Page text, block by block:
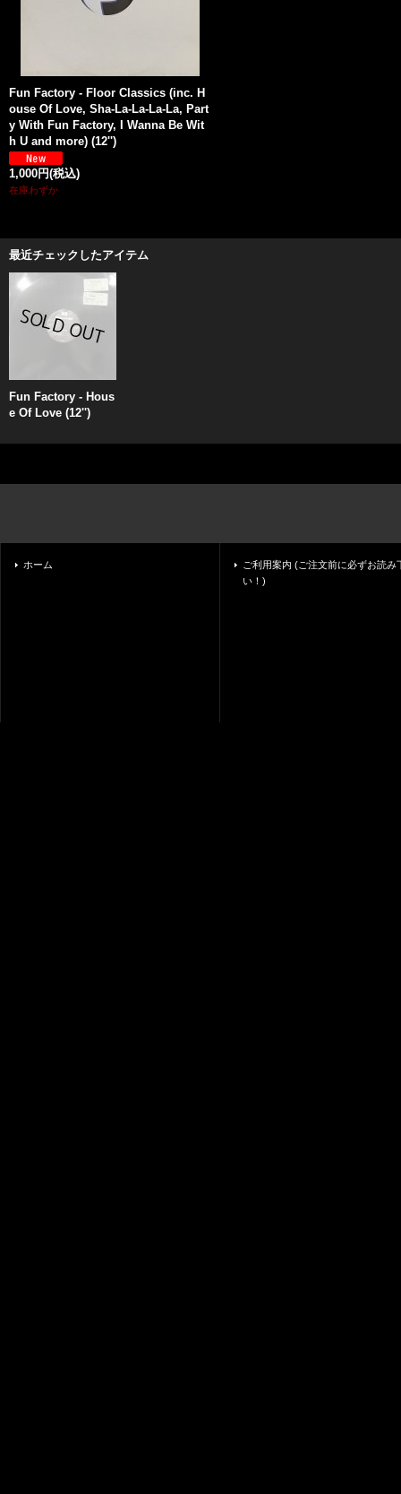
Fun Factory - Floor Classics (inc. H
ouse Of Love, Sha-La-La-La-La, Part
y With Fun Factory, I Wanna Be Wit
h U and more) (12'')
1,000円(税込)
在庫わずか
最近チェックしたアイテム
Fun Factory - Hous
e Of Love (12'')
ホーム
ご利用案内 (ご注文前に必ずお読み
い！)